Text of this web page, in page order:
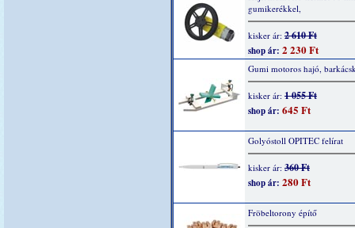
gumikerékkel,
kisker ár: 2 610 Ft
shop ár: 2 230 Ft
Gumi motoros hajó,
kisker ár: 1 055 Ft
shop ár: 645 Ft
Golyóstoll OPITEC felírat
kisker ár: 360 Ft
shop ár: 280 Ft
Fröbeltorony építő